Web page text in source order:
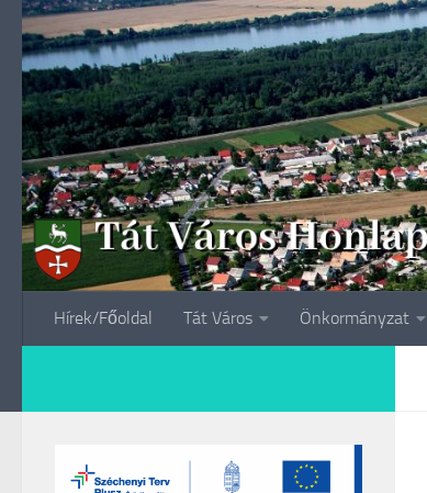
Skip to content
Hírek/Főoldal Tát Város Önkormányzat